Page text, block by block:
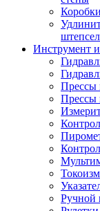
Инструмент и
Прессы
Прессы
Ручной